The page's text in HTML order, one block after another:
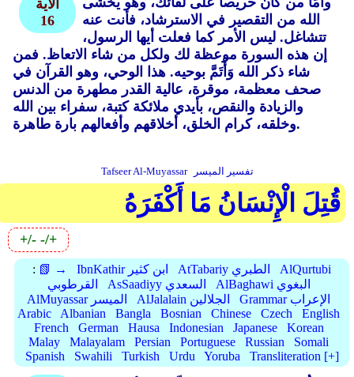
الأية
16
الله من التقصير في الاسترشاد، فأنت عنه
تتشاغل. ليس الأمر كما فعلت أيها الرسول،
إن هذه السورة موعظة لك ولكل من شاء الاتعاظ. فمن
شاء ذكر الله وَأْتَمَّ بوحيه. هذا الوحي، وهو القرآن في
صحف معظمة، موقرة، عالية القدر مطهرة من الدنس
والزيادة والنقص، بأيدي ملائكة كتبة، سفراء بين الله
وخلقه، كرام الخلق، أخلاقهم وأفعالهم بارة طاهرة.
Tafseer Al-Muyassar تفسير الميسر
قُتِلَ الْإِنْسَانُ مَا أَكْفَرَهُ
+/- -/+
: 📗 → IbnKathir ابن كثير AtTabariy الطبري
AlQurtubi
القرطوبي
AsSaadiyy السعدي
AlBaghawi البغوي
AlMuyassar الميسر
AlJalalain الجلالين
Grammar الإعراب
Arabic
Albanian Bangla Bosnian Chinese Czech
English
French
German Hausa Indonesian Japanese
Korean
Malay
Malayalam Persian Portuguese Russian
Somali
Spanish
Swahili Turkish Urdu Yoruba Transliteration [+]